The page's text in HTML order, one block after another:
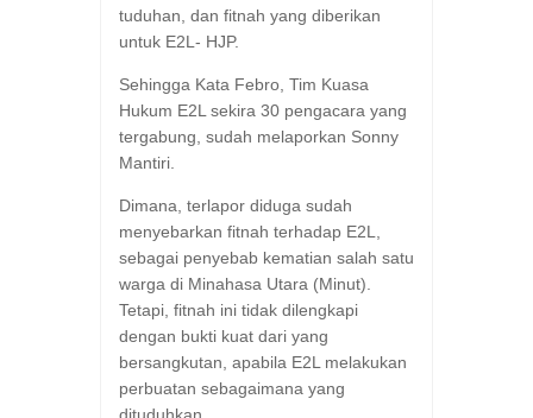
tuduhan, dan fitnah yang diberikan
untuk E2L- HJP.
Sehingga Kata Febro, Tim Kuasa
Hukum E2L sekira 30 pengacara yang
tergabung, sudah melaporkan Sonny
Mantiri.
Dimana, terlapor diduga sudah
menyebarkan fitnah terhadap E2L,
sebagai penyebab kematian salah satu
warga di Minahasa Utara (Minut).
Tetapi, fitnah ini tidak dilengkapi
dengan bukti kuat dari yang
bersangkutan, apabila E2L melakukan
perbuatan sebagaimana yang